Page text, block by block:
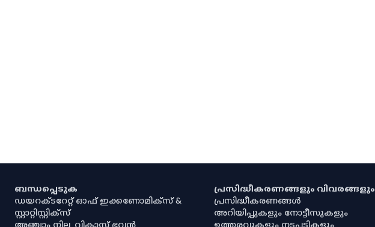
ബന്ധപ്പെടുക
ഡയറക്ടറേറ്റ് ഓഫ് ഇക്കണോമിക്സ് &
സ്റ്റാറ്റിസ്റ്റിക്സ്
അഞ്ചാം നില, വികാസ് ഭവൻ
പ്രസിദ്ധീകരണങ്ങളും വിവരങ്ങളും
പ്രസിദ്ധീകരണങ്ങൾ
അറിയിപ്പുകളും നോട്ടീസുകളും
ഉത്തരവുകളും നടപടികളും